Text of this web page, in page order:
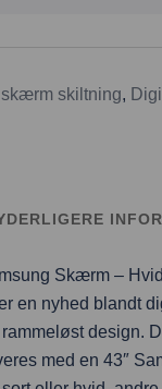
skiltning,
Skærm –
en nyhed blandt
design.
med en 43″